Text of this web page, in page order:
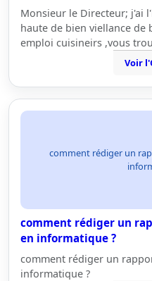
Monsieur le Directeur; j'ai
haute de bien viellance
emploi cuisineirs ,vous
Voir
comment rédiger un
comment rédiger un
en informatique ?
comment rédiger un
informatique ?